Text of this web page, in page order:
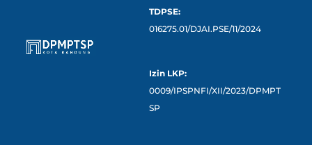
TDPSE:
016275.01/DJAI.PSE/11/2024
Izin LKP:
0009/IPSPNFI/XII/2023/DPMPT
SP